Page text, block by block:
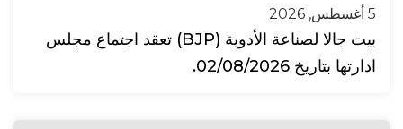
5 أغسطس, 2026
بيت جالا لصناعة الأدوية (BJP) تعقد اجتماع مجلس
ادارتها بتاريخ 02/08/2026.